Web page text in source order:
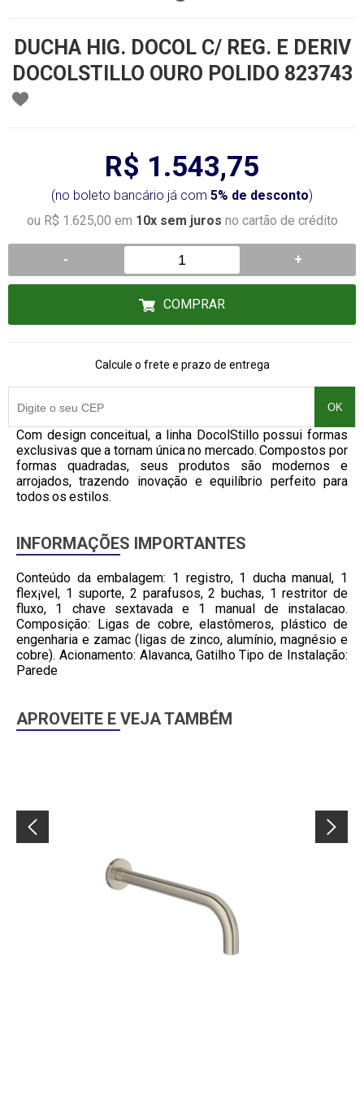
DUCHA HIG. DOCOL C/ REG. E DERIV
DOCOLSTILLO OURO POLIDO 823743
R$ 1.543,75
(no boleto bancário já com 5% de desconto)
ou R$ 1.625,00 em 10x sem juros no cartão de crédito
- +
COMPRAR
Calcule o frete e prazo de entrega
OK
Com design conceitual, a linha DocolStillo possui formas
exclusivas que a tornam única no mercado. Compostos por
formas quadradas, seus produtos são modernos e
arrojados, trazendo inovação e equilíbrio perfeito para
todos os estilos.
INFORMAÇÕES IMPORTANTES
Conteúdo da embalagem: 1 registro, 1 ducha manual, 1
flex¡vel, 1 suporte, 2 parafusos, 2 buchas, 1 restritor de
fluxo, 1 chave sextavada e 1 manual de instalacao.
Composição: Ligas de cobre, elastômeros, plástico de
engenharia e zamac (ligas de zinco, alumínio, magnésio e
cobre). Acionamento: Alavanca, Gatilho Tipo de Instalação:
Parede
APROVEITE E VEJA TAMBÉM